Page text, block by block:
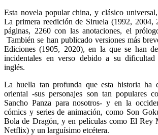
Esta novela popular china, y clásico
La primera reedición de Siruela (1992, 2004,
páginas, 2260 con las anotaciones, el
También se han publicado versiones más
Ediciones (1905, 2020), en la que se han
incidentales en verso debido a su dificultad
inglés.
La huella tan profunda que esta historia ha
oriental -sus personajes son tan populares
Sancho Panza para nosotros- y en la
cómics y series de animación, como Son
Bola de Dragón, y en películas como El Rey
Netflix) y un larguísimo etcétera.